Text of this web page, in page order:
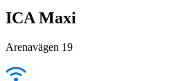
ICA Maxi
Arenavägen 19